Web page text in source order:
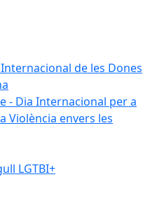
de les Dones
- Dia Internacional per a
Violència envers les
LGTBI+